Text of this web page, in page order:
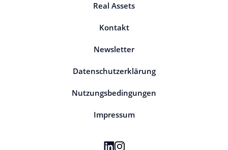
Real Assets
Kontakt
Newsletter
Datenschutzerklärung
Nutzungsbedingungen
Impressum